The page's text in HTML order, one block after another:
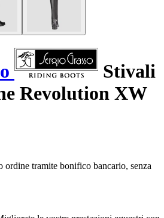
Stivali
Revolution XW
ordine tramite bonifico bancario, senza